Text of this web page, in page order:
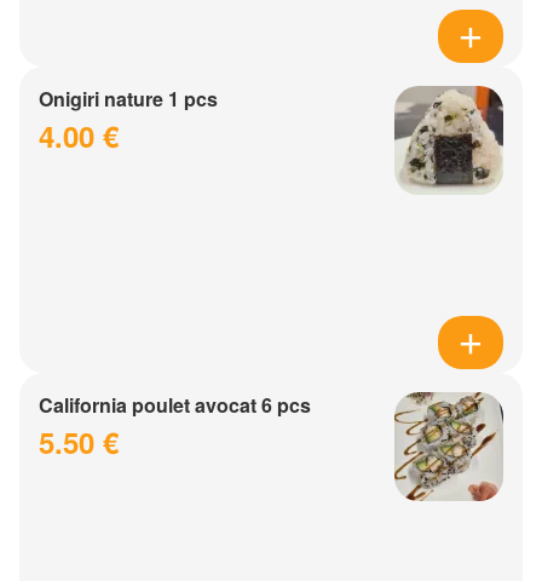
Onigiri nature 1 pcs
4.00 €
California poulet avocat 6 pcs
5.50 €